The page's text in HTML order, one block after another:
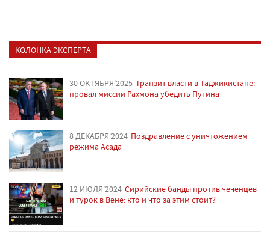
КОЛОНКА ЭКСПЕРТА
30 ОКТЯБРЯ'2025 Транзит власти в Таджикистане:
провал миссии Рахмона убедить Путина
8 ДЕКАБРЯ'2024 Поздравление с уничтожением
режима Асада
12 ИЮЛЯ'2024 Сирийские банды против чеченцев
и турок в Вене: кто и что за этим стоит?